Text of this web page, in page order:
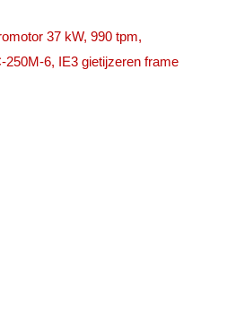
37 kW, 990 tpm,
250M-6, IE3 gietijzeren frame